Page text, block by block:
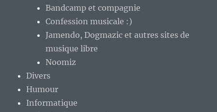
Bandcamp et compagnie
Confession musicale :)
Jamendo, Dogmazic et autres sites de
musique libre
Noomiz
Divers
Humour
Informatique